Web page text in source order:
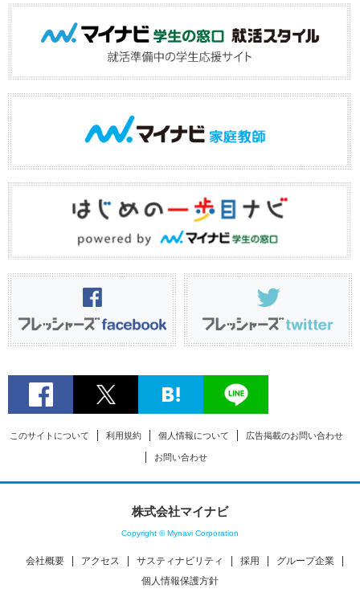
このサイトについて 利用規約 個人情報について 広告掲載のお問い合わせ
お問い合わせ
株式会社マイナビ
Copyright © Mynavi Corporation
会社概要 アクセス サスティナビリティ 採用
グループ企業
個人情報保護方針